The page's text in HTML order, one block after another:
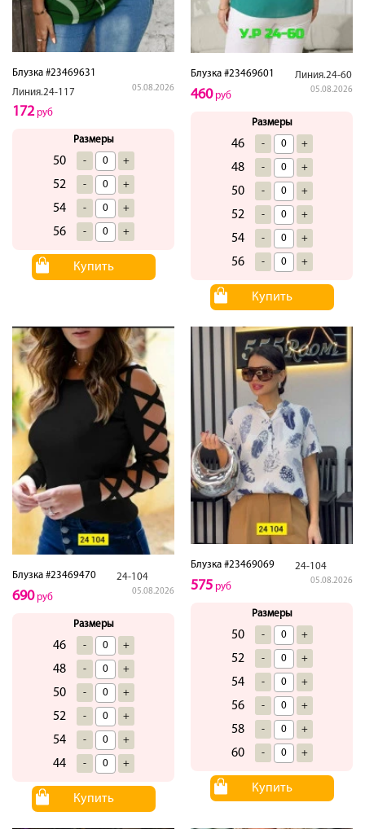
Блузка #23469631
Линия.24-117
05.08.2026
172руб
Размеры
50 - +
52 - +
54 - +
56 - +
Купить
Блузка #23469601 Линия.24-60
05.08.2026
460руб
Размеры
46 - +
48 - +
50 - +
52 - +
54 - +
56 - +
Купить
Блузка #23469470 24-104
05.08.2026
690руб
Размеры
46 - +
48 - +
50 - +
52 - +
54 - +
44 - +
Купить
Блузка #23469069 24-104
05.08.2026
575 руб
Размеры
50 - +
52 - +
54 - +
56 - +
58 - +
60 - +
Купить